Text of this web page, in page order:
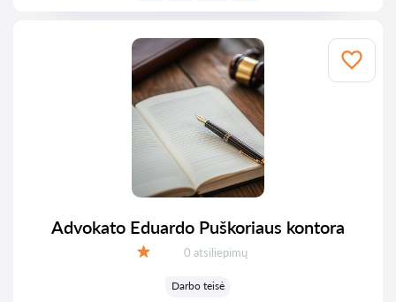
Advokato Eduardo Puškoriaus kontora
Atsiliepimų:
0 atsiliepimų
Darbo teisė